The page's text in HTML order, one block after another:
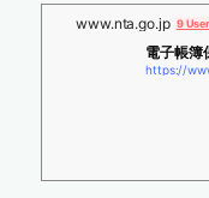
www.nta.go.jp 9
電子帳簿